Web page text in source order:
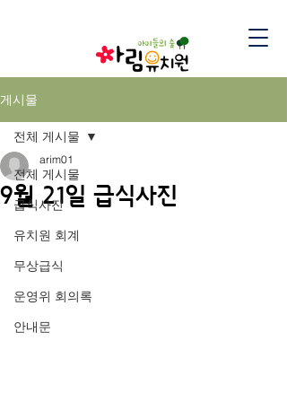
게시물
전체 게시물
급식사진
유치원 회계
무상급식
운영위 회의록
안내문
전체 게시물
9월 21일 급식사진
arim01